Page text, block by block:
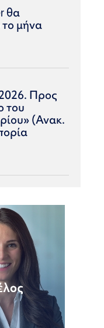
θα
το μήνα
Προς
του
(Ανακ.